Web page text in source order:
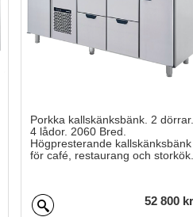
Porkka kallskänksbänk. 2 dörrar.
4 lådor. 2060 Bred.
Högpresterande kallskänksbänk
för café, restaurang och storkök.
52 800 kr